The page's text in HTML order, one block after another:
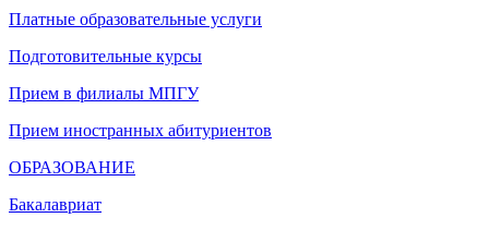
Платные образовательные услуги
Подготовительные курсы
Прием в филиалы МПГУ
Прием иностранных абитуриентов
ОБРАЗОВАНИЕ
Бакалавриат